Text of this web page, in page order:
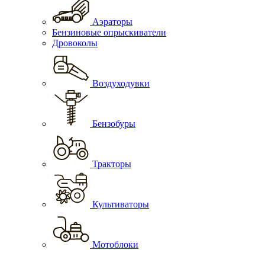
Аэраторы
Бензиновые опрыскиватели
Дровоколы
Воздуходувки
Бензобуры
Тракторы
Культиваторы
Мотоблоки